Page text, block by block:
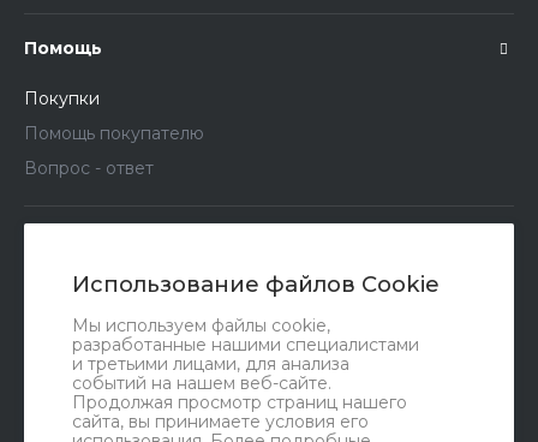
Использование файлов Cookie
Мы используем файлы cookie,
разработанные нашими специалистами
и третьими лицами, для анализа
событий на нашем веб-сайте.
Продолжая просмотр страниц нашего
сайта, вы принимаете условия его
Помощь
Покупки
Помощь покупателю
Вопрос - ответ